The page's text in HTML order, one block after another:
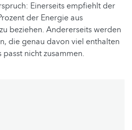
Einerseits empfiehlt der
der Energie aus
beziehen. Andererseits werden
die genau davon viel enthalten
nicht zusammen.